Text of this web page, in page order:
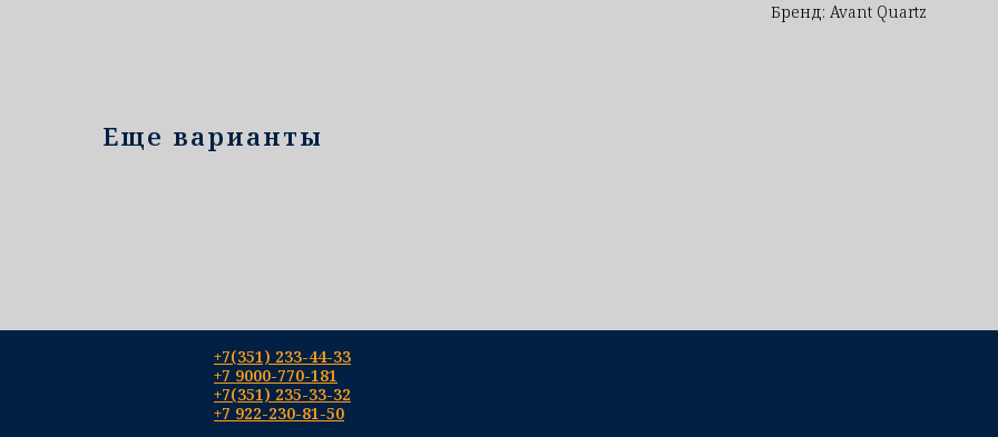
Бренд: Avant Quartz
Еще варианты
+7(351) 233-44-33
+7 9000-770-181
+7(351) 235-33-32
+7 922-230-81-50